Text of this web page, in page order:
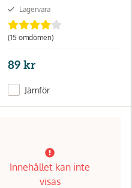
Lagervara
(15 omdömen)
89 kr
Jämför
Innehållet kan inte
visas